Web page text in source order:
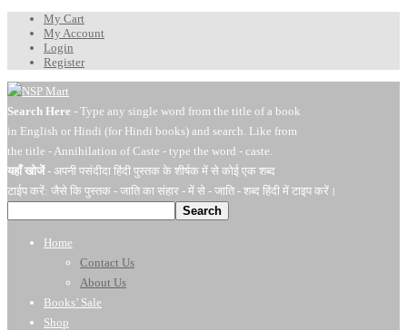
My Cart
My Account
Login
Register
Search Here - Type any single word from the title of a book
in English or Hindi (for Hindi books) and search. Like from
the title - Annihilation of Caste - type the word - caste.
यहाँ खोजें- अपनी पसंदीदा हिंदी पुस्तक के शीर्षक में से कोई एक शब्द
टाईप करें: जैसे कि पुस्तक - जाति का संहार - में से - जाति - शब्द हिंदी में टाइप करें।
Search
Home
Contact Us
About Us
Books’ Sale
Shop